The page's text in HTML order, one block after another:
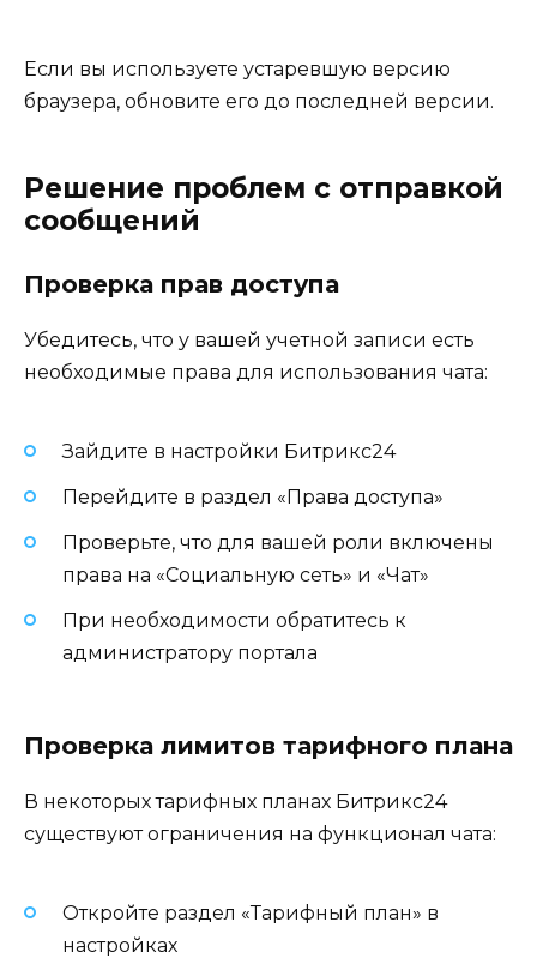
Если вы используете устаревшую версию
браузера, обновите его до последней версии.
Решение проблем с отправкой
сообщений
Проверка прав доступа
Убедитесь, что у вашей учетной записи есть
необходимые права для использования чата:
Зайдите в настройки Битрикс24
Перейдите в раздел «Права доступа»
Проверьте, что для вашей роли включены
права на «Социальную сеть» и «Чат»
При необходимости обратитесь к
администратору портала
Проверка лимитов тарифного плана
В некоторых тарифных планах Битрикс24
существуют ограничения на функционал чата:
Откройте раздел «Тарифный план» в
настройках